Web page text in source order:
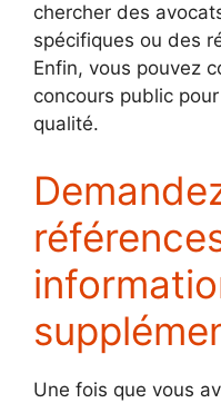
chercher des
spécifiques ou des
Enfin, vous pouvez
concours public
qualité.
Une fois que vous